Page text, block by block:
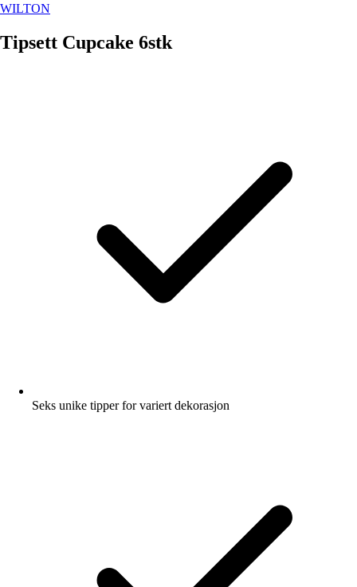
WILTON
Tipsett Cupcake 6stk
Seks unike tipper for variert dekorasjon